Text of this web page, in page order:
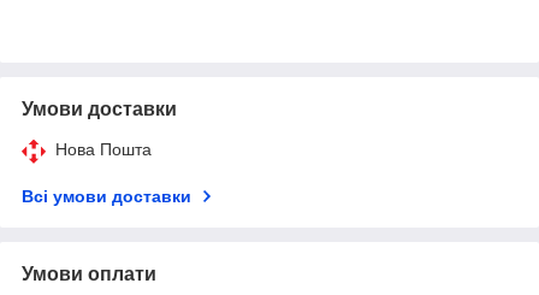
Умови доставки
Нова Пошта
Всі умови доставки
Умови оплати